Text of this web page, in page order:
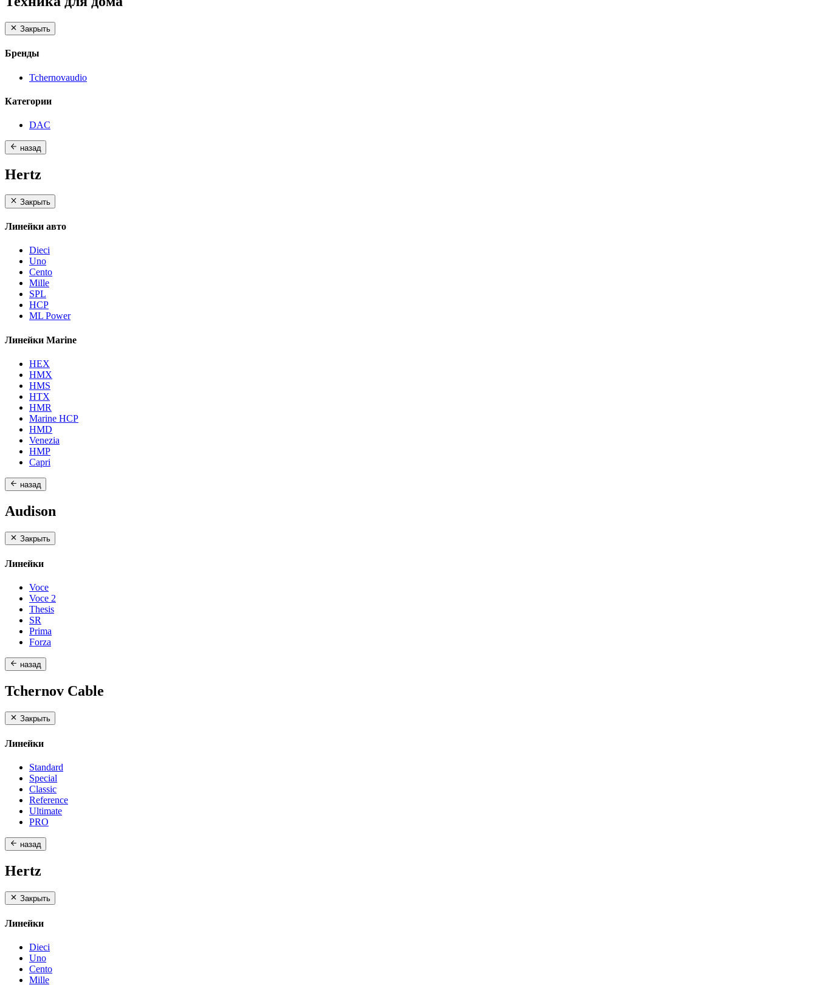
Закрыть
Бренды
Tchernovaudio
Категории
DAC
назад
Hertz
Закрыть
Линейки авто
Dieci
Uno
Cento
Mille
SPL
HCP
ML Power
Линейки Marine
HEX
HMX
HMS
HTX
HMR
Marine HCP
HMD
Venezia
HMP
Capri
назад
Audison
Закрыть
Линейки
Voce
Voce 2
Thesis
SR
Prima
Forza
назад
Tchernov Cable
Закрыть
Линейки
Standard
Special
Classic
Reference
Ultimate
PRO
назад
Hertz
Закрыть
Линейки
Dieci
Uno
Cento
Mille